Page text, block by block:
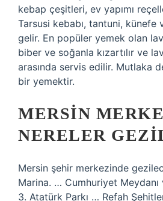
kebap çeşitleri, ev yapımı
Tarsusi kebabı, tantuni, künefe
gelir. En popüler yemek olan
biber ve soğanla kızartılır ve
arasında servis edilir. Mutlaka
bir yemektir.
MERSIN
NERELER
Mersin şehir merkezinde
Marina. … Cumhuriyet Meydanı
3. Atatürk Parkı … Refah